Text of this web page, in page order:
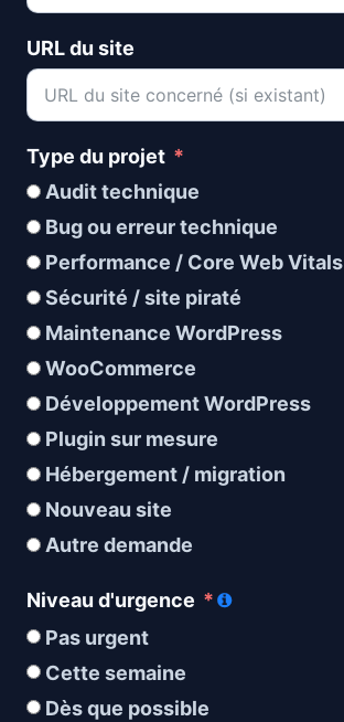
URL du site
Type du projet
Audit technique
Bug ou erreur technique
Performance / Core Web Vitals
Sécurité / site piraté
Maintenance WordPress
WooCommerce
Développement WordPress
Plugin sur mesure
Hébergement / migration
Nouveau site
Autre demande
Niveau d'urgence
Pas urgent
Cette semaine
Dès que possible